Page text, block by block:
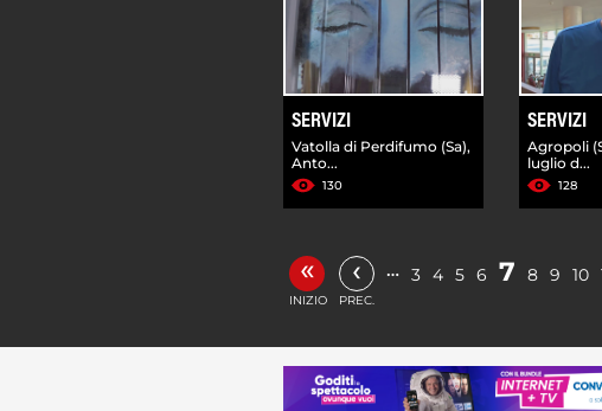
SERVIZI
Vatolla di Perdifumo (Sa),
Anto...
130
SERVIZI
Agropoli
luglio d...
128
«
INIZIO
‹
PREC.
… 3 4 5 6 7 8 9 10